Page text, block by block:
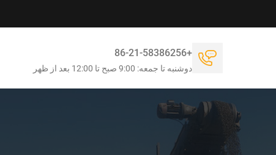
+86-21-58386256
دوشنبه تا جمعه: 9:00 صبح تا 12:00 بعد از ظهر